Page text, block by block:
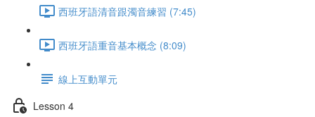
西班牙語清音跟濁音練習 (7:45)
西班牙語重音基本概念 (8:09)
線上互動單元
Lesson 4